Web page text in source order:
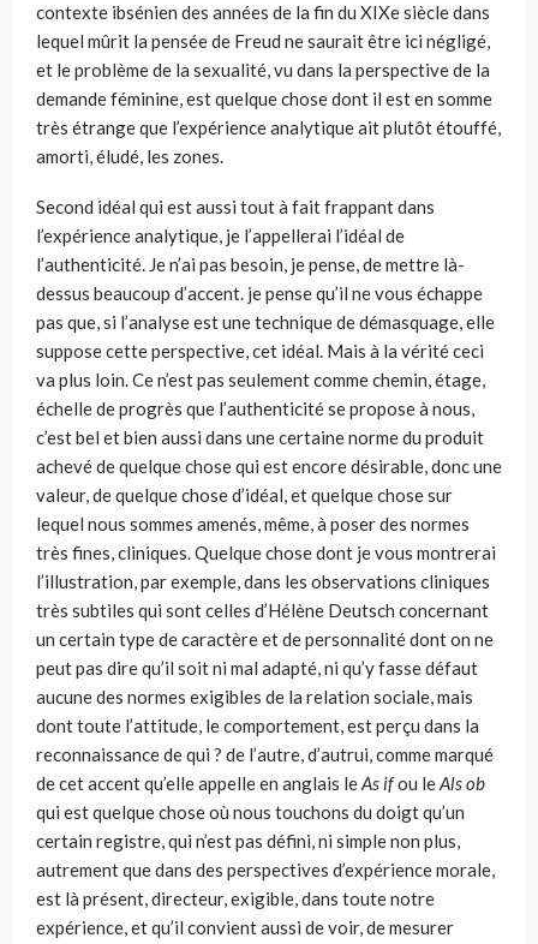
contexte ibsénien des années de la fin du XIXe siècle dans
lequel mûrit la pensée de Freud ne saurait être ici négligé,
et le problème de la sexualité, vu dans la perspective de la
demande féminine, est quelque chose dont il est en somme
très étrange que l’expérience analytique ait plutôt étouffé,
amorti, éludé, les zones.
Second idéal qui est aussi tout à fait frappant dans
l’expérience ana­lytique, je l’appellerai l’idéal de
l’authenticité. Je n’ai pas besoin, je pense, de mettre là-
dessus beaucoup d’accent. je pense qu’il ne vous échappe
pas que, si l’analyse est une technique de démasquage, elle
suppose cette pers­pective, cet idéal. Mais à la vérité ceci
va plus loin. Ce n’est pas seulement comme chemin, étage,
échelle de progrès que l’authenticité se propose à nous,
c’est bel et bien aussi dans une certaine norme du produit
achevé de quelque chose qui est encore désirable, donc une
valeur, de quelque chose d’idéal, et quelque chose sur
lequel nous sommes amenés, même, à poser des normes
très fines, cliniques. Quelque chose dont je vous montrerai
l’illustration, par exemple, dans les observations cliniques
très subtiles qui sont celles d’Hélène Deutsch concernant
un certain type de caractère et de personnalité dont on ne
peut pas dire qu’il soit ni mal adapté, ni qu’y fasse défaut
aucune des normes exigibles de la relation sociale, mais
dont toute l’attitude, le comportement, est perçu dans la
reconnaissance de qui ? de l’autre, d’autrui, comme marqué
de cet accent qu’elle appelle en anglais leAs ifou leAlsob
qui est quelque chose où nous touchons du doigt qu’un
certain registre, qui n’est pas défini, ni simple non plus,
autrement que dans des perspectives d’expérience morale,
est là présent, directeur, exigible, dans toute notre
expérience, et qu’il convient aussi de voir, de mesurer